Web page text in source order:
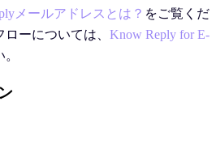
メールアドレスとは？ をご覧くだ
ーについては、 Know Reply for E-